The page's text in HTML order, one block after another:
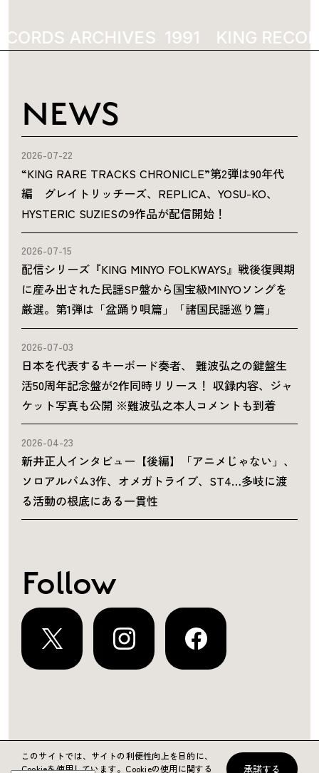
ARCHIVES KING
NEWS
2026-07-22
“KING RARE TRACKS CHRONICLE”第2弾は90年代
編 グレイトリッチーズ、REPLICA、YOSU-KO、
HYSTERIC SUZIESの9作品が配信開始！
2026-07-15
配信シリーズ『KING MINYO FOLKWAYS』戦後復興期
に産み出された民謡SP盤から国宝級MINYOソングを
厳選。第1弾は「盆踊り唄篇」「諸国民謡巡り篇」
2026-07-03
日本を代表するキーボード奏者、 難波弘之の鍵盤生
活50周年記念盤が2作同時リリース！ 収録内容、ジャ
ケット写真も公開 ※難波弘之本人コメントも到着
2026-04-23
新井正人インタビュー【後編】「アニメじゃない」、
ソロアルバム3作、オメガトライブ、ST4…多岐に渡
る活動の根底にある一貫性
Follow
運営会社 プライバシーポリシー お問い合わせ
Copyright ©2024 KING RECORDS
このサイトでは、サイトの利便性向上を目的に、
Cookieを使用しています。Cookieの使用に関する 承諾する